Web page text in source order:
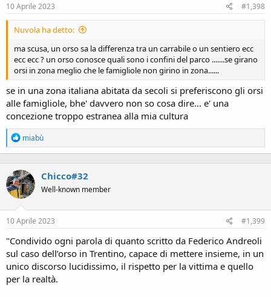
:
10 Aprile 2023 #1,398
Nuvola ha detto:
ma scusa, un orso sa la differenza tra un carrabile o un sentiero ecc
ecc ecc ? un orso conosce quali sono i confini del parco .......se girano
orsi in zona meglio che le famigliole non girino in zona......
se in una zona italiana abitata da secoli si preferiscono gli orsi
alle famigliole, bhe' davvero non so cosa dire... e' una
concezione troppo estranea alla mia cultura
R
e
a
t
i
o
n
:
miabù
Chicco#32
Well-known member
10 Aprile 2023 #1,399
"Condivido ogni parola di quanto scritto da Federico Andreoli
sul caso dell’orso in Trentino, capace di mettere insieme, in un
unico discorso lucidissimo, il rispetto per la vittima e quello
per la realtà.